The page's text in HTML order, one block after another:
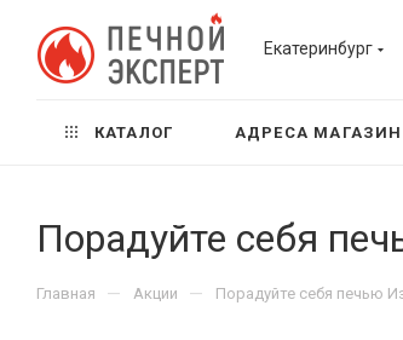
Екатеринбург
КАТАЛОГ АДРЕСА
Порадуйте себя
Главная — Акции — Порадуйте себя печью